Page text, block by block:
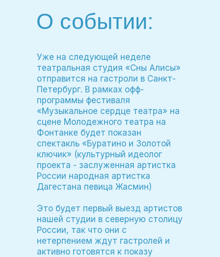
О событии:
Уже на следующей неделе
театральная студия «Сны Алисы»
отправится на гастроли в Санкт-
Петербург. В рамках офф-
программы фестиваля
«Музыкальное сердце театра» на
сцене Молодежного театра на
Фонтанке будет показан
спектакль «Буратино и Золотой
ключик» (культурный идеолог
проекта - заслуженная артистка
России народная артистка
Дагестана певица Жасмин)
Это будет первый выезд артистов
нашей студии в северную столицу
России, так что они с
нетерпением ждут гастролей и
активно готовятся к показу